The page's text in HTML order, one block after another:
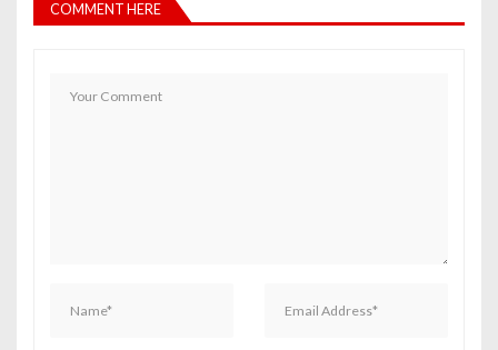
COMMENT HERE